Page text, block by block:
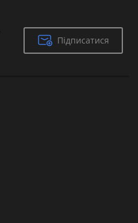
Підписатися
Підписатися